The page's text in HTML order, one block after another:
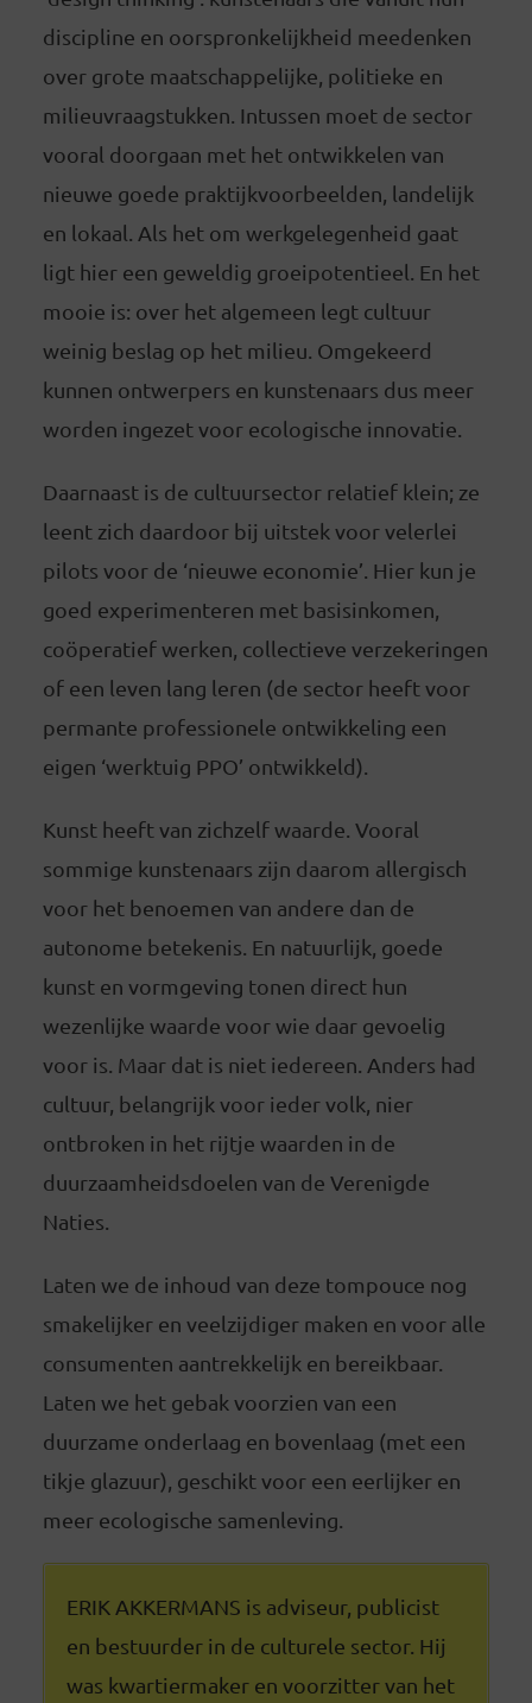
discipline en oorspronkelijkheid meedenken
over grote maatschappelijke, politieke en
milieuvraagstukken. Intussen moet de sector
vooral doorgaan met het ontwikkelen van
nieuwe goede praktijkvoorbeelden, landelijk
en lokaal. Als het om werkgelegenheid gaat
ligt hier een geweldig groeipotentieel. En het
mooie is: over het algemeen legt cultuur
weinig beslag op het milieu. Omgekeerd
kunnen ontwerpers en kunstenaars dus meer
worden ingezet voor ecologische innovatie.
Daarnaast is de cultuursector relatief klein; ze
leent zich daardoor bij uitstek voor velerlei
pilots voor de ‘nieuwe economie’. Hier kun je
goed experimenteren met basisinkomen,
coöperatief werken, collectieve verzekeringen
of een leven lang leren (de sector heeft voor
permante professionele ontwikkeling een
eigen ‘werktuig PPO’ ontwikkeld).
Kunst heeft van zichzelf waarde. Vooral
sommige kunstenaars zijn daarom allergisch
voor het benoemen van andere dan de
autonome betekenis. En natuurlijk, goede
kunst en vormgeving tonen direct hun
wezenlijke waarde voor wie daar gevoelig
voor is. Maar dat is niet iedereen. Anders had
cultuur, belangrijk voor ieder volk, nier
ontbroken in het rijtje waarden in de
duurzaamheidsdoelen van de Verenigde
Naties.
Laten we de inhoud van deze tompouce nog
smakelijker en veelzijdiger maken en voor alle
consumenten aantrekkelijk en bereikbaar.
Laten we het gebak voorzien van een
duurzame onderlaag en bovenlaag (met een
tikje glazuur), geschikt voor een eerlijker en
meer ecologische samenleving.
ERIK AKKERMANS is adviseur, publicist
en bestuurder in de culturele sector. Hij
was kwartiermaker en voorzitter van het